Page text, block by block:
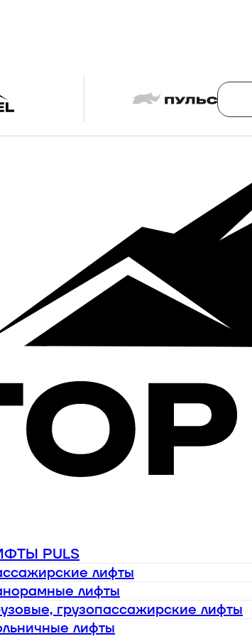
PULS
лифты
лифты
грузопассажирские лифты
лифты